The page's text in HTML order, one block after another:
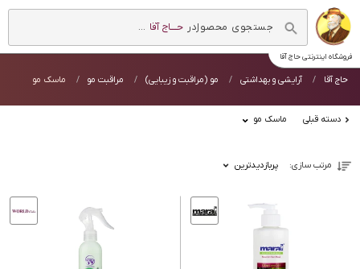
فروشگاه اینترنتیحاج آقا
در حــــاج آقا ...
حاج آقا آرایشی و بهداشتی مو (مراقبت و زیبایی) مراقبت مو ماسک مو
دسته قبلی ماسک مو
مرتب سازی: پربازدیدترین